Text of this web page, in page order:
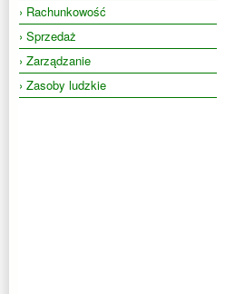
› Rachunkowość
› Sprzedaż
› Zarządzanie
› Zasoby ludzkie